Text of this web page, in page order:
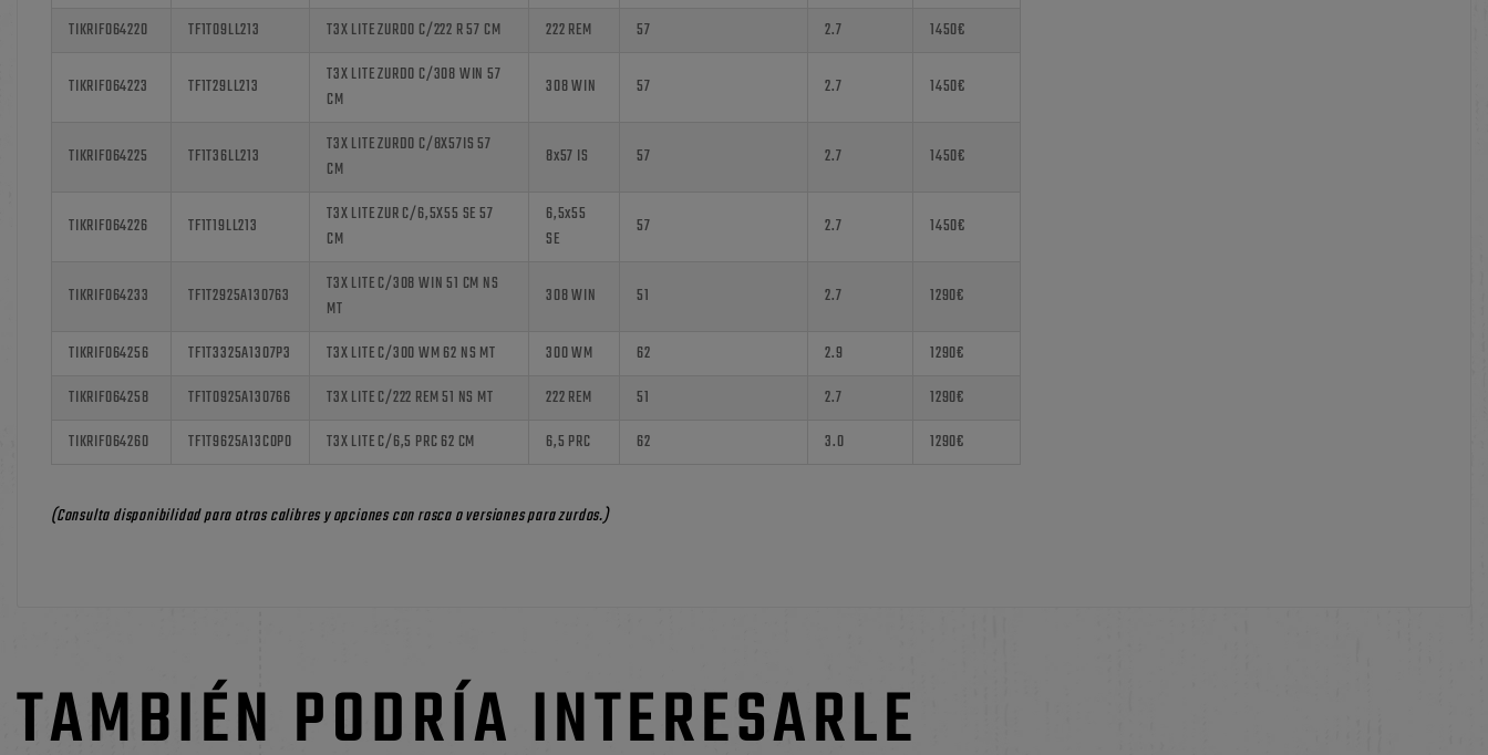
TIKRIF064220 TF1T09LL213 T3X LITE ZURDO C/222 R 57 CM 222 REM 57 2.7 1450€
TIKRIF064223 TF1T29LL213
T3X LITE ZURDO C/308 WIN 57
CM
308 WIN 57 2.7 1450€
TIKRIF064225 TF1T36LL213
T3X LITE ZURDO C/8X57IS 57
CM
8x57 IS 57 2.7 1450€
TIKRIF064226 TF1T19LL213
T3X LITE ZUR C/6,5X55 SE 57
CM
6,5x55
SE
57 2.7 1450€
TIKRIF064233 TF1T2925A130763
T3X LITE C/308 WIN 51 CM NS
MT
308 WIN 51 2.7 1290€
TIKRIF064256 TF1T3325A1307P3 T3X LITE C/300 WM 62 NS MT 300 WM 62 2.9
1290€
TIKRIF064258
TF1T0925A130766 T3X LITE C/222 REM 51 NS MT 222 REM 51 2.7
1290€
TIKRIF064260
TF1T9625A13C0P0 T3X LITE C/6,5 PRC 62 CM 6,5 PRC 62 3.0 1290€
(Consulta disponibilidad para otros calibres y opciones con rosca o versiones para zurdos.)
TAMBIÉN PODRÍA INTERESARLE